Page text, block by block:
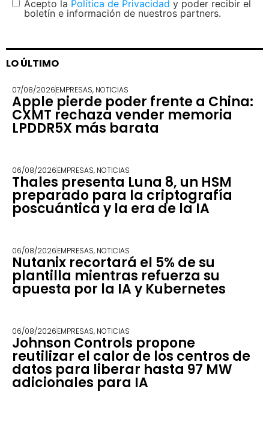
Acepto la Política de Privacidad y poder recibir el
boletín e información de nuestros partners.
LO ÚLTIMO
07/08/2026EMPRESAS, NOTICIAS
Apple pierde poder frente a China:
CXMT rechaza vender memoria
LPDDR5X más barata
06/08/2026EMPRESAS, NOTICIAS
Thales presenta Luna 8, un HSM
preparado para la criptografía
poscuántica y la era de la IA
06/08/2026EMPRESAS, NOTICIAS
Nutanix recortará el 5% de su
plantilla mientras refuerza su
apuesta por la IA y Kubernetes
06/08/2026EMPRESAS, NOTICIAS
Johnson Controls propone
reutilizar el calor de los centros de
datos para liberar hasta 97 MW
adicionales para IA